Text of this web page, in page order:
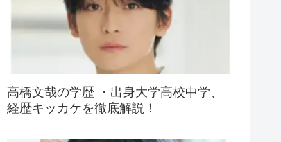
高橋文哉の学歴 ・出身大学高校中学、
経歴キッカケを徹底解説！